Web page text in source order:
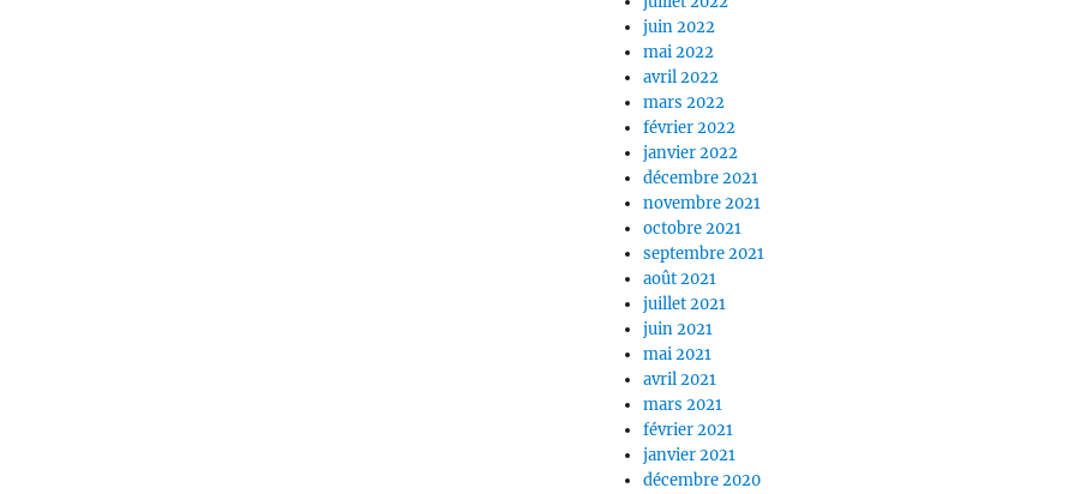
juin 2022
mai 2022
avril 2022
mars 2022
février 2022
janvier 2022
décembre 2021
novembre 2021
octobre 2021
septembre 2021
août 2021
juillet 2021
juin 2021
mai 2021
avril 2021
mars 2021
février 2021
janvier 2021
décembre 2020